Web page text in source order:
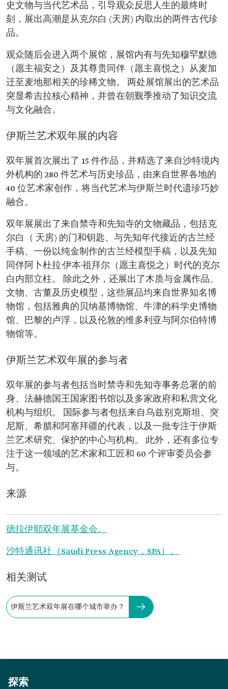
史文物与当代艺术品，引导观众反思人生的最终时
刻，展出高潮是从克尔白 (天房) 内取出的两件古代珍
品。
观众随后会进入两个展馆，展馆内有与先知穆罕默德
（愿主福安之）及其尊贵同伴（愿主喜悦之）从麦加
迁至麦地那相关的珍稀文物。 两处展馆展出的艺术品
突显希吉拉核心精神，并曾在朝觐季推动了知识交流
与文化融合。
伊斯兰艺术双年展的内容
双年展首次展出了 15 件作品，并精选了来自沙特境内
外机构的 280 件艺术与历史珍品，由来自世界各地的
40 位艺术家创作，将当代艺术与伊斯兰时代遗珍巧妙
融合。
双年展展出了来自禁寺和先知寺的文物藏品，包括克
尔白（ 天房) 的门和钥匙、与先知年代接近的古兰经
手稿、一份以纯金制作的古兰经模型手稿，以及先知
同伴阿卜杜拉·伊本·祖拜尔（愿主喜悦之）时代的克尔
白内部立柱。 除此之外，还展出了木质与金属作品、
文物、古董及历史模型，这些展品均来自世界知名博
物馆，包括雅典的贝纳基博物馆、牛津的科学史博物
馆、巴黎的卢浮，以及伦敦的维多利亚与阿尔伯特博
物馆等。
伊斯兰艺术双年展的参与者
双年展的参与者包括当时禁寺和先知寺事务总署的前
身、法赫德国王国家图书馆以及多家政府和私营文化
机构与组织。 国际参与者包括来自乌兹别克斯坦、突
尼斯、希腊和阿塞拜疆的代表，以及一批专注于伊斯
兰艺术研究、保护的中心与机构。 此外，还有多位专
注于这一领域的艺术家和工匠和 60 个评审委员会参
与。
来源
德拉伊耶双年展基金会。
沙特通讯社（Saudi Press Agency，SPA）。
相关测试
伊斯兰艺术双年展在哪个城市举办？
探索